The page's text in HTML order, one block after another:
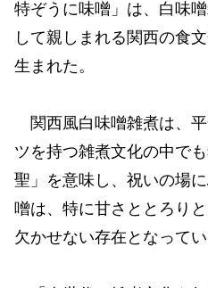
特ぞうに味噌」は、白味
して親しまれる関西の食
生まれた。
関西風白味噌雑煮は、
ツを持つ雑煮文化の中で
聖」を意味し、祝いの場
噌は、特に甘さととろり
欠かせない存在となってい